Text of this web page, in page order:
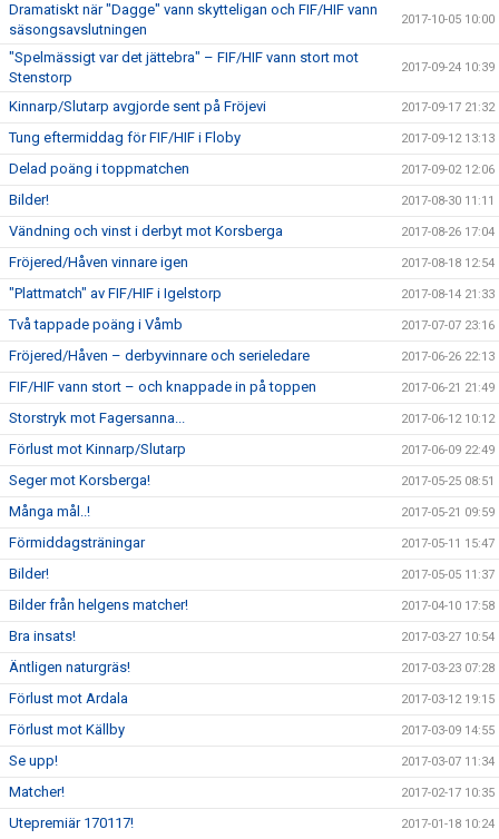
Dramatiskt när "Dagge" vann skytteligan och FIF/HIF vann
säsongsavslutningen
2017-10-05 10:00
"Spelmässigt var det jättebra" – FIF/HIF vann stort mot
Stenstorp
2017-09-24 10:39
Kinnarp/Slutarp avgjorde sent på Fröjevi 2017-09-17 21:32
Tung eftermiddag för FIF/HIF i Floby 2017-09-12 13:13
Delad poäng i toppmatchen 2017-09-02 12:06
Bilder! 2017-08-30 11:11
Vändning och vinst i derbyt mot Korsberga 2017-08-26 17:04
Fröjered/Håven vinnare igen 2017-08-18 12:54
"Plattmatch" av FIF/HIF i Igelstorp 2017-08-14 21:33
Två tappade poäng i Våmb 2017-07-07 23:16
Fröjered/Håven – derbyvinnare och serieledare 2017-06-26 22:13
FIF/HIF vann stort – och knappade in på toppen 2017-06-21 21:49
Storstryk mot Fagersanna... 2017-06-12 10:12
Förlust mot Kinnarp/Slutarp 2017-06-09 22:49
Seger mot Korsberga! 2017-05-25 08:51
Många mål..! 2017-05-21 09:59
Förmiddagsträningar 2017-05-11 15:47
Bilder! 2017-05-05 11:37
Bilder från helgens matcher! 2017-04-10 17:58
Bra insats! 2017-03-27 10:54
Äntligen naturgräs! 2017-03-23 07:28
Förlust mot Ardala 2017-03-12 19:15
Förlust mot Källby 2017-03-09 14:55
Se upp! 2017-03-07 11:34
Matcher! 2017-02-17 10:35
Utepremiär 170117! 2017-01-18 10:24